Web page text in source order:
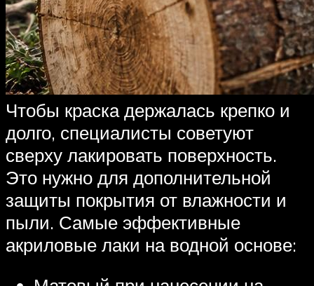
Чтобы краска держалась крепко и
долго, специалисты советуют
сверху лакировать поверхность.
Это нужно для дополнительной
защиты покрытия от влажности и
пыли. Самые эффективные
акриловые лаки на водной основе: